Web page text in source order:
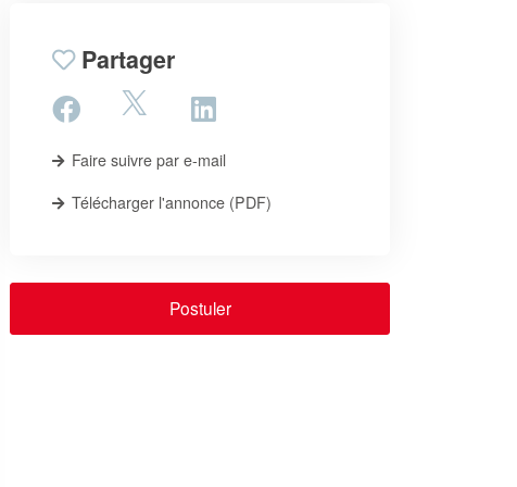
Partager
Faire suivre par e-mail
Télécharger l'annonce (PDF)
Postuler